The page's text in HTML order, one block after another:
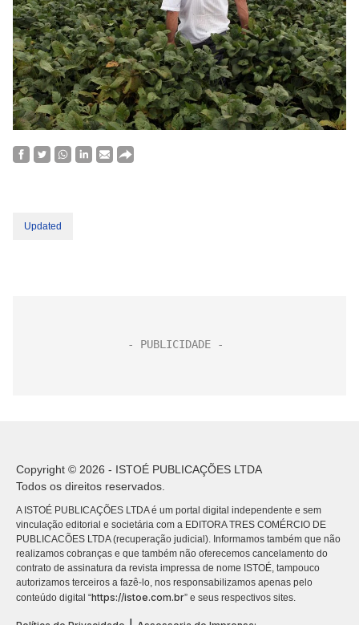
Updated
Copyright © 2026 - ISTOÉ PUBLICAÇÕES LTDA
Todos os direitos reservados.
A ISTOÉ PUBLICAÇÕES LTDA é um portal digital independente e sem
vinculação editorial e societária com a EDITORA TRES COMÉRCIO DE
PUBLICACÕES LTDA (recuperação judicial). Informamos também que não
realizamos cobranças e que também não oferecemos cancelamento do
contrato de assinatura da revista impressa de nome ISTOÉ, tampouco
autorizamos terceiros a fazê-lo, nos responsabilizamos apenas pelo
conteúdo digital “https://istoe.com.br” e seus respectivos sites.